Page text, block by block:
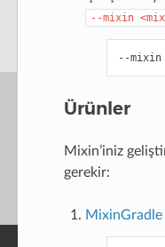
--mixin
Ürünler
Mixin’iniz
gerekir:
MixinGradle